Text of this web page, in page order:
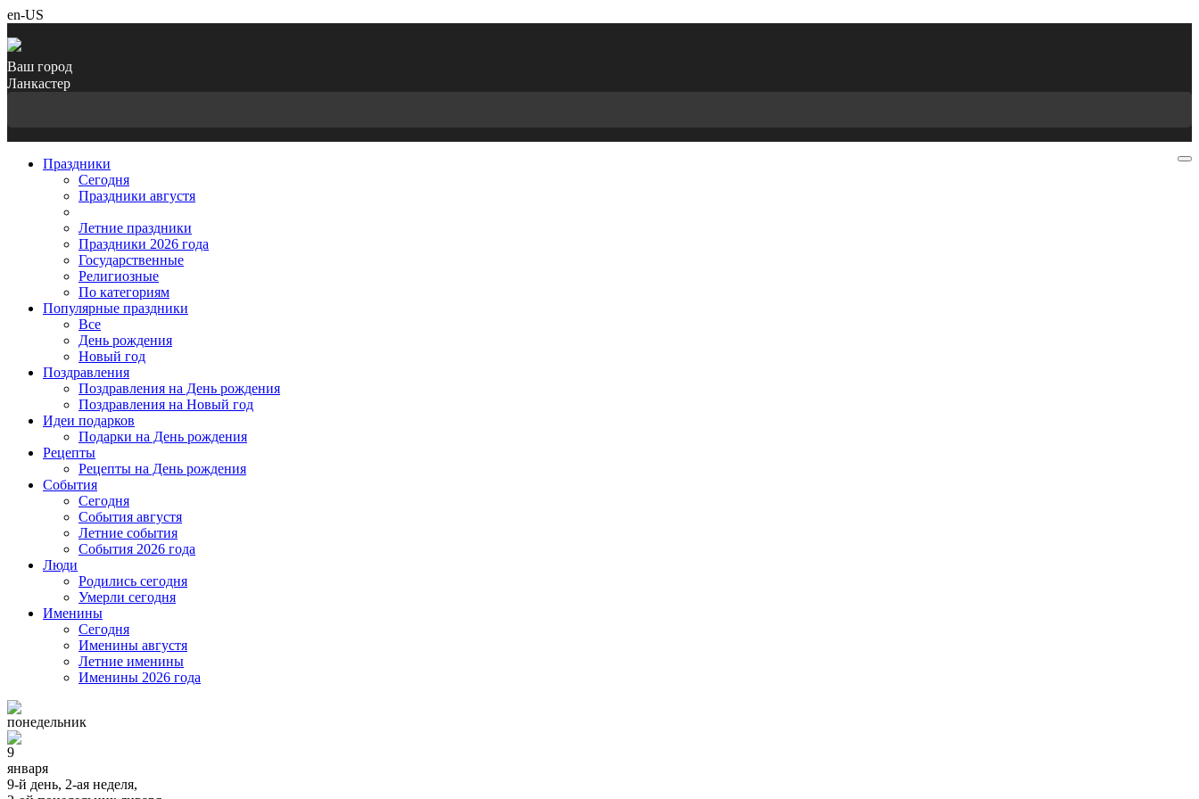
en-US
Ваш город
Ланкастер
Праздники
Cегодня
Праздники августя
Летние праздники
Праздники 2026 года
Государственные
Религиозные
По категориям
Популярные праздники
Все
День рождения
Новый год
Поздравления
Поздравления на День рождения
Поздравления на Новый год
Идеи подарков
Подарки на День рождения
Рецепты
Рецепты на День рождения
События
Cегодня
События августя
Летние события
События 2026 года
Люди
Родились сегодня
Умерли сегодня
Именины
Cегодня
Именины августя
Летние именины
Именины 2026 года
понедельник
9
января
9-й день, 2-ая неделя,